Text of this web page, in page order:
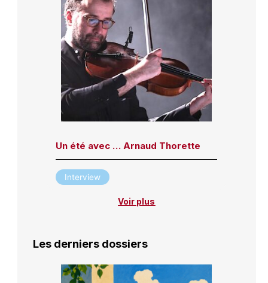
Un été avec … Arnaud Thorette
Interview
Voir plus
Les derniers dossiers